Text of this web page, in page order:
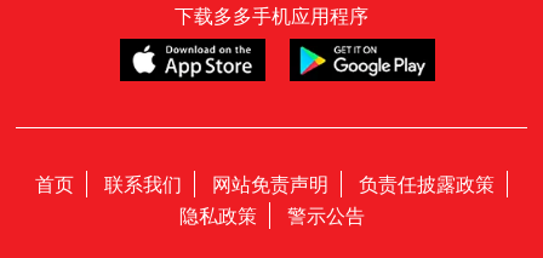
下载多多手机应用程序
首页 联系我们 网站免责声明
负责任披露政策
隐私政策
警示公告